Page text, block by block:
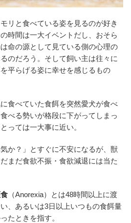
リと食べている姿を見るのが好き
時間は一大イベントだし、おそら
命の源として見ている側の心理の
のだろう。そして飼い主は往々に
平らげる姿に幸せを感じるもの
食べていた食餌を突然愛犬が食べ
べる勢いが格段に下がってしまっ
っては一大事に近い。
か？」とすぐに不安になるが、獣
まだ食欲不振・食欲減退には当た
（Anorexia）とは48時間以上に渡
、あるいは3日以上いつもの食餌量
たときを指す。